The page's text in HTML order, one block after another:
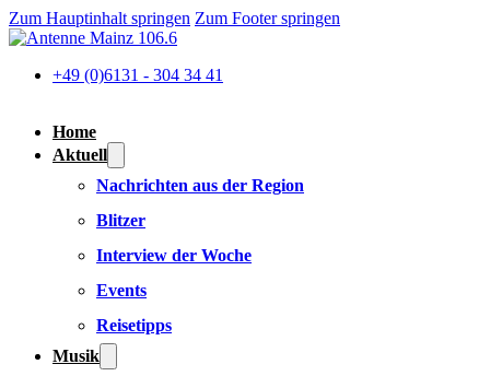
Zum Hauptinhalt springen Zum Footer springen
+49 (0)6131 - 304 34 41
Home
Aktuell
Nachrichten aus der Region
Blitzer
Interview der Woche
Events
Reisetipps
Musik